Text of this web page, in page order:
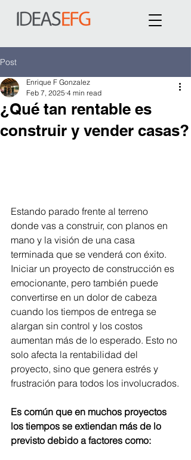
Post
¿Qué tan rentable es
construir y vender casas?
Enrique F Gonzalez
Feb 7, 2025 4 min read
Estando parado frente al terreno
donde vas a construir, con planos en
mano y la visión de una casa
terminada que se venderá con éxito.
Iniciar un proyecto de construcción es
emocionante, pero también puede
convertirse en un dolor de cabeza
cuando los tiempos de entrega se
alargan sin control y los costos
aumentan más de lo esperado. Esto no
solo afecta la rentabilidad del
proyecto, sino que genera estrés y
frustración para todos los involucrados.
Es común que en muchos proyectos
los tiempos se extiendan más de lo
previsto debido a factores como: